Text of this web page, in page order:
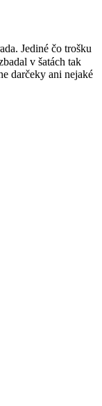
Jediné čo trošku
v šatách tak
darčeky ani nejaké